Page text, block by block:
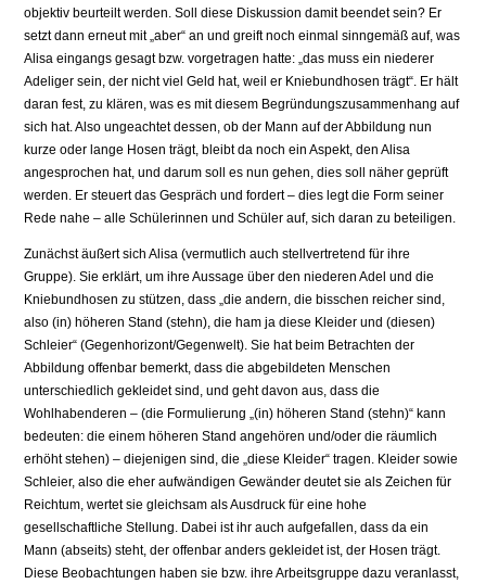
objektiv beurteilt werden. Soll diese Diskussion damit beendet sein? Er
setzt dann erneut mit „aber“ an und greift noch einmal sinngemäß auf, was
Alisa eingangs gesagt bzw. vorgetragen hatte: „das muss ein niederer
Adeliger sein, der nicht viel Geld hat, weil er Kniebundhosen trägt“. Er hält
daran fest, zu klären, was es mit diesem Begründungszusammenhang auf
sich hat. Also ungeachtet dessen, ob der Mann auf der Abbildung nun
kurze oder lange Hosen trägt, bleibt da noch ein Aspekt, den Alisa
angesprochen hat, und darum soll es nun gehen, dies soll näher geprüft
werden. Er steuert das Gespräch und fordert – dies legt die Form seiner
Rede nahe – alle Schülerinnen und Schüler auf, sich daran zu beteiligen.
Zunächst äußert sich Alisa (vermutlich auch stellvertretend für ihre
Gruppe). Sie erklärt, um ihre Aussage über den niederen Adel und die
Kniebundhosen zu stützen, dass „die andern, die bisschen reicher sind,
also (in) höheren Stand (stehn), die ham ja diese Kleider und (diesen)
Schleier“ (Gegenhorizont/Gegenwelt). Sie hat beim Betrachten der
Abbildung offenbar bemerkt, dass die abgebildeten Menschen
unterschiedlich gekleidet sind, und geht davon aus, dass die
Wohlhabenderen – (die Formulierung „(in) höheren Stand (stehn)“ kann
bedeuten: die einem höheren Stand angehören und/oder die räumlich
erhöht stehen) – diejenigen sind, die „diese Kleider“ tragen. Kleider sowie
Schleier, also die eher aufwändigen Gewänder deutet sie als Zeichen für
Reichtum, wertet sie gleichsam als Ausdruck für eine hohe
gesellschaftliche Stellung. Dabei ist ihr auch aufgefallen, dass da ein
Mann (abseits) steht, der offenbar anders gekleidet ist, der Hosen trägt.
Diese Beobachtungen haben sie bzw. ihre Arbeitsgruppe dazu veranlasst,